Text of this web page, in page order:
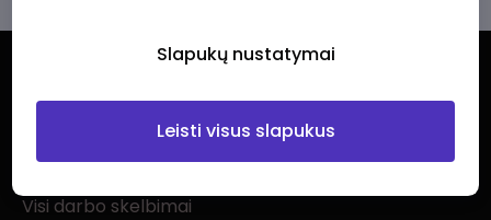
Ieškantiems darbo
Visi darbo skelbimai
Slapukų nustatymai
Leisti visus slapukus